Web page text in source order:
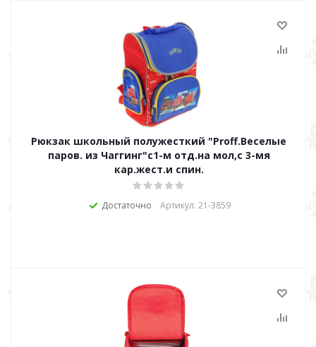
Рюкзак школьный полужесткий "Proff.Веселые
паров. из Чаггинг"c1-м отд.на мол,с 3-мя
кар.жест.и спин.
Достаточно Артикул: 21-3859